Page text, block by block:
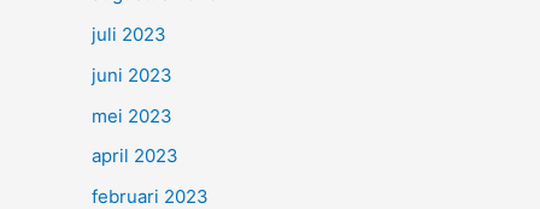
juli 2023
juni 2023
mei 2023
april 2023
februari 2023